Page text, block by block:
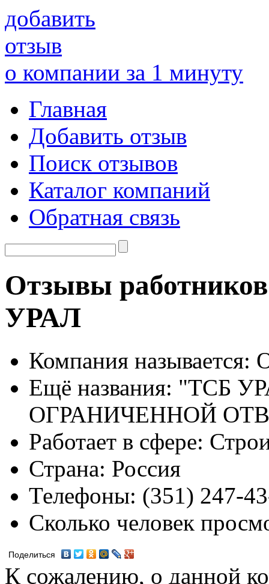
добавить
отзыв
о компании за 1 минуту
Главная
Добавить отзыв
Поиск отзывов
Каталог компаний
Обратная связь
Отзывы
УРАЛ
Компания называется:
Ещё названия: "ТСБ
ОГРАНИЧЕННОЙ
Работает в сфере:
Страна: Россия
Телефоны: (351) 247-
Сколько человек
Поделиться
К сожалению, о данной